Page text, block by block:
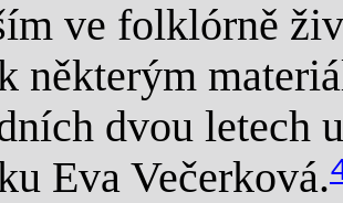
ve folklórně
některým
dvou letech
Eva Večerková.